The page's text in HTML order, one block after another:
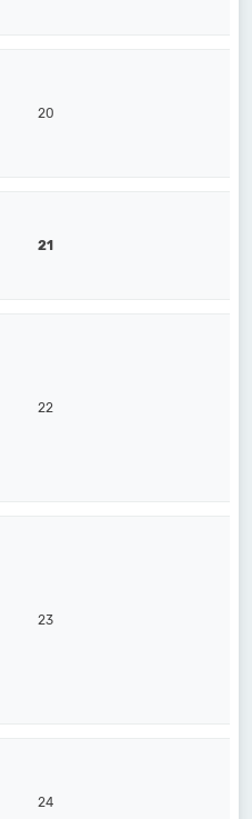
20
21
22
23
24